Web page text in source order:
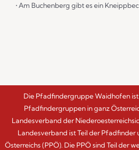
• Am Buchenberg gibt es ein
Die Pfadfindergruppe Waidhofen
Pfadfindergruppen in ganz
Landesverband der
Landesverband ist Teil der
Österreichs (PPÖ). Die PPÖ sind Teil der